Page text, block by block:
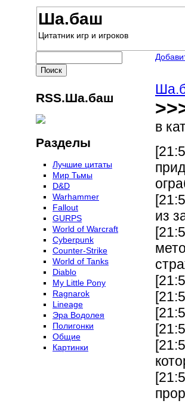
Ша.баш
Цитатник игр и игроков
в
из
RSS.Ша.баш
Разделы
Лучшие цитаты
Мир Тьмы
D&D
Warhammer
Fallout
GURPS
World of Warcraft
Сyberpunk
Counter-Strike
World of Tanks
Diablo
My Little Pony
Ragnarok
Lineage
Эра Водолея
Полигонки
Общие
Картинки